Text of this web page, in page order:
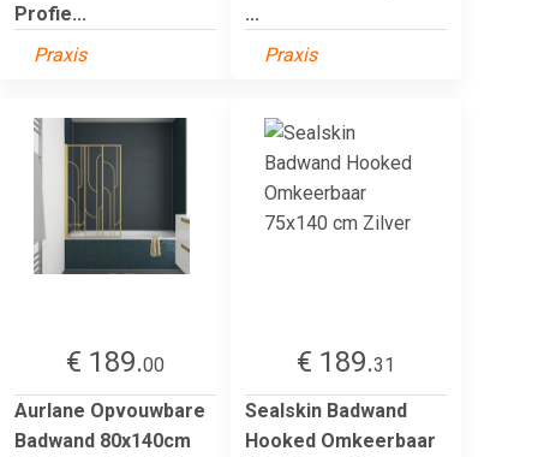
Profie...
Praxis
...
Praxis
€ 189.00
Aurlane Opvouwbare
Badwand 80x140cm
€ 189.31
Sealskin Badwand
Hooked Omkeerbaar